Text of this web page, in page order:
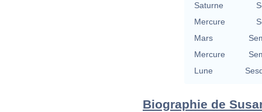
Saturne
Mercure
Mars
Mercure
Lune
Biographie de